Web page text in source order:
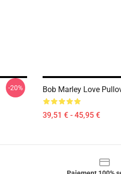
-20% Bob Marley Love
39,51 € - 45,95 €